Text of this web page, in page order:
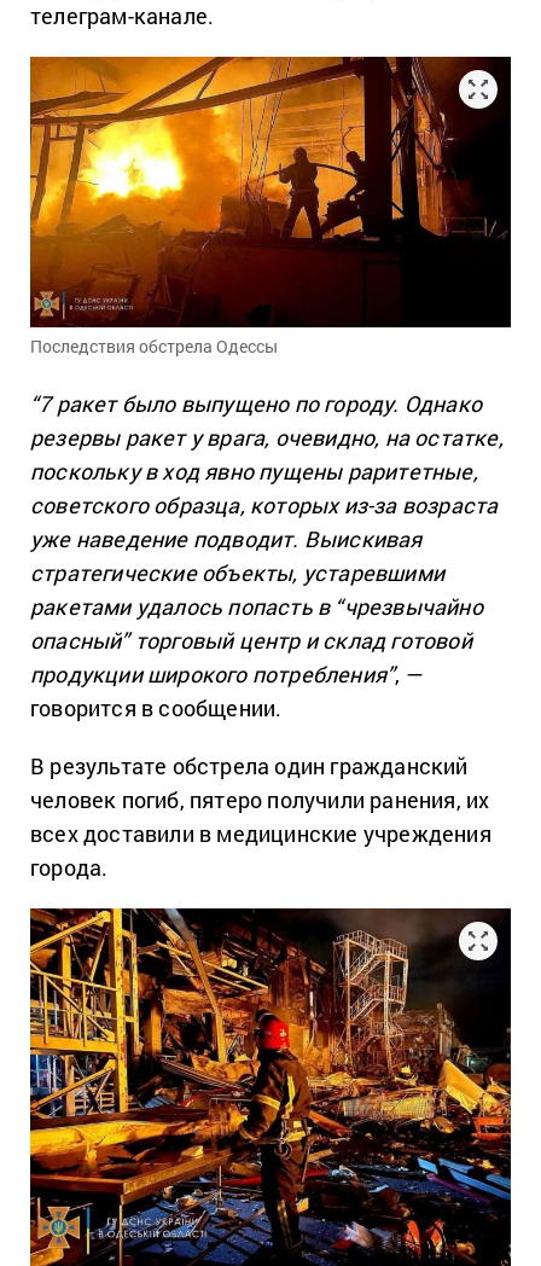
телеграм-канале.
Последствия обстрела Одессы
“7 ракет было выпущено по городу. Однако
резервы ракет у врага, очевидно, на остатке,
поскольку в ход явно пущены раритетные,
советского образца, которых из-за возраста
уже наведение подводит. Выискивая
стратегические объекты, устаревшими
ракетами удалось попасть в “чрезвычайно
опасный” торговый центр и склад готовой
продукции широкого потребления”, —
говорится в сообщении.
В результате обстрела один гражданский
человек погиб, пятеро получили ранения, их
всех доставили в медицинские учреждения
города.